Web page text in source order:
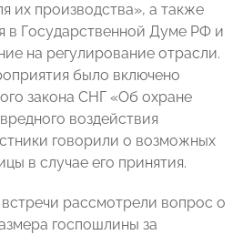
их производства», а также
в Государственной Думе РФ и
на регулирование отрасли.
было включено
закона СНГ «Об охране
воздействия
говорили о возможных
в случае его принятия.
рассмотрели вопрос о
госпошлины за